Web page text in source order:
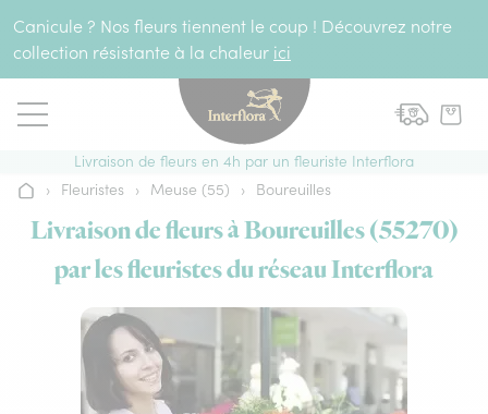
Canicule ? Nos fleurs tiennent le coup ! Découvrez notre
collection résistante à la chaleur ici
Livraison de fleurs en 4h par un fleuriste Interflora
Accueil
› Fleuristes › Meuse (55) › Boureuilles
Livraison de fleurs à Boureuilles (55270)
par les fleuristes du réseau Interflora